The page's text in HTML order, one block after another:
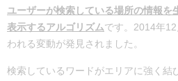
ユーザーが検索している場所の情報を
表示するアルゴリズムです。2014年
われる変動が発見されました。
検索しているワードがエリアに強く結